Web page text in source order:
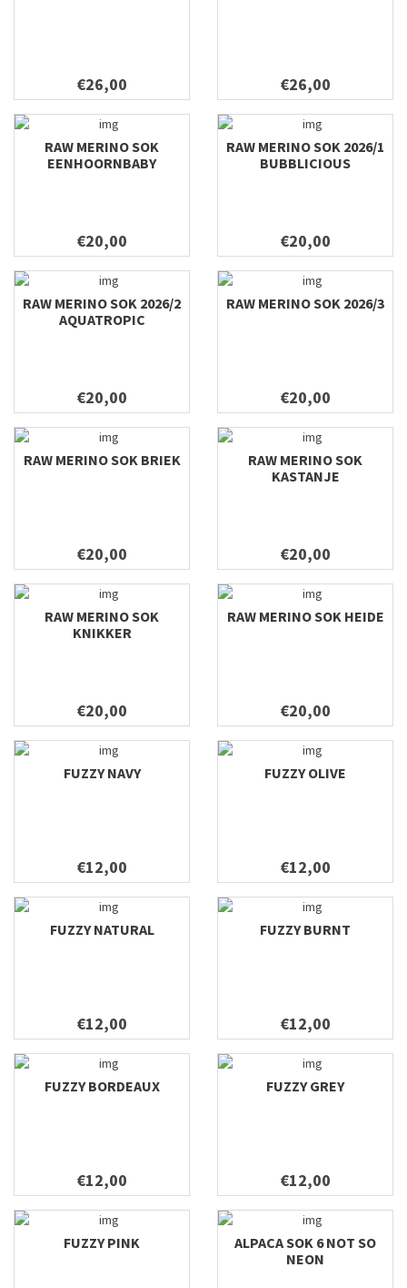
€26,00 €26,00
RAW MERINO SOK
EENHOORNBABY
€20,00
RAW MERINO SOK 2026/1
BUBBLICIOUS
€20,00
RAW MERINO SOK 2026/2
AQUATROPIC
€20,00
RAW MERINO SOK 2026/3
€20,00
RAW MERINO SOK BRIEK
€20,00
RAW MERINO SOK
KASTANJE
€20,00
RAW MERINO SOK
KNIKKER
€20,00
RAW MERINO SOK HEIDE
€20,00
FUZZY NAVY
€12,00
FUZZY OLIVE
€12,00
FUZZY NATURAL
€12,00
FUZZY BURNT
€12,00
FUZZY BORDEAUX
€12,00
FUZZY GREY
€12,00
FUZZY PINK
ALPACA SOK 6 NOT SO
NEON